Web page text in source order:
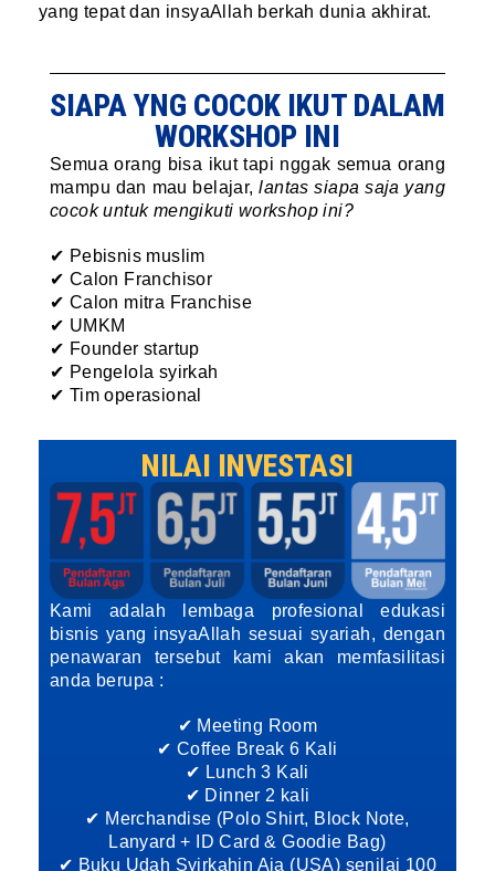
yang tepat dan insyaAllah berkah dunia akhirat.
SIAPA YNG COCOK IKUT DALAM
WORKSHOP INI
Semua orang bisa ikut tapi nggak semua orang
mampu dan mau belajar,lantas siapa saja yang
cocok untuk mengikuti workshop ini?
✔ Pebisnis muslim
✔ Calon Franchisor
✔ Calon mitra Franchise
✔ UMKM
✔ Founder startup
✔ Pengelola syirkah
✔ Tim operasional
NILAI INVESTASI
Kami adalah lembaga profesional edukasi
bisnis yang insyaAllah sesuai syariah, dengan
penawaran tersebut kami akan memfasilitasi
anda berupa :
✔ Meeting Room
✔ Coffee Break 6 Kali
✔ Lunch 3 Kali
✔ Dinner 2 kali
✔ Merchandise (Polo Shirt, Block Note,
Lanyard + ID Card & Goodie Bag)
✔ Buku Udah Syirkahin Aja (USA) senilai 100